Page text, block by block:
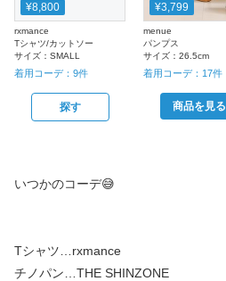
¥8,800
rxmance
Tシャツ/カットソー
サイズ： SMALL
着用コーデ： 9件
探す
¥3,799
menue
パンプス
サイズ：26.5cm
着用コーデ： 17件
商品を見る
いつかのコーデ😅
Tシャツ…rxmance
チノパン…THE SHINZONE